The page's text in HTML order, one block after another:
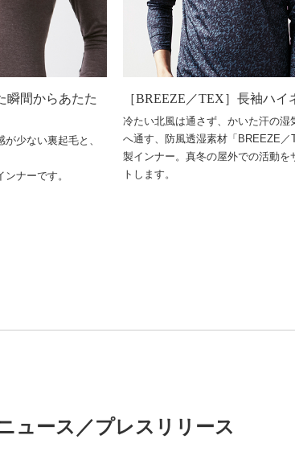
瞬間からあたた
少ない裏起毛と、
ナーです。
［BREEZE／TEX］長袖ハイ
冷たい北風は通さず、かいた汗の湿
へ通す、防風透湿素材「BREEZE／
製インナー。真冬の屋外での活動を
トします。
ュース／プレスリリース